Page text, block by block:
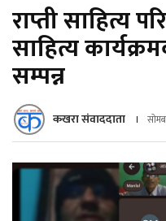
राप्ती साहित्य
साहित्य
सम्पन्न
कखरा संवाददाता